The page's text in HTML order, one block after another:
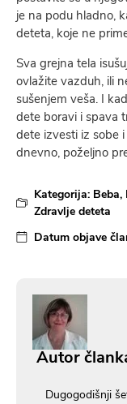
je na podu hladno,
deteta, koje ne
Sva grejna tela
ovlažite vazduh, ili
sušenjem veša. I
dete boravi i spava
dete izvesti iz sobe
dnevno, poželjno
Kategorija: Beba,
Zdravlje deteta
Datum objave
Autor
Dugogodišnji